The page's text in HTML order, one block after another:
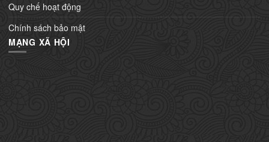
Quy chế hoạt động
Chính sách bảo mật
MẠNG XÃ HỘI